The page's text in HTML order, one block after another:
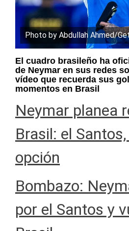
Photo by Abdullah Ahmed/
El cuadro brasileño ha
de Neymar en sus redes
vídeo que recuerda sus
momentos en Brasil
Neymar planea
Brasil: el
opción
Bombazo:
por el Santos y